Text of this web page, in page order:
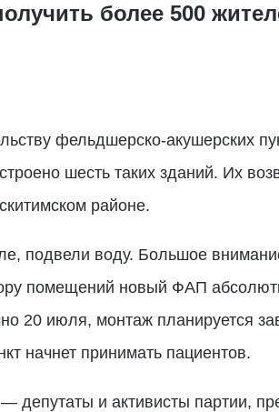
более 500
фельдшерско-акушерских
шесть таких зданий. Их
районе.
подвели воду. Большое
помещений новый ФАП
20 июля, монтаж планируется
начнет принимать пациентов.
депутаты и активисты партии,